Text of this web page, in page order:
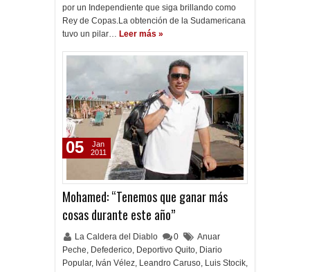
por un Independiente que siga brillando como
Rey de Copas.La obtención de la Sudamericana
tuvo un pilar… Leer más »
Mohamed: “Tenemos que ganar más
cosas durante este año”
La Caldera del Diablo 0
Anuar
Peche, Defederico, Deportivo Quito, Diario
Popular, Iván Vélez, Leandro Caruso, Luis Stocik,
05
Jan
2011